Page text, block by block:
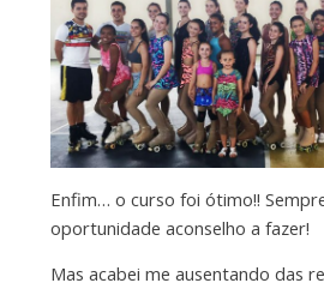
Enfim… o curso foi ótimo!!
oportunidade aconselho a fazer!
Mas acabei me ausentando das